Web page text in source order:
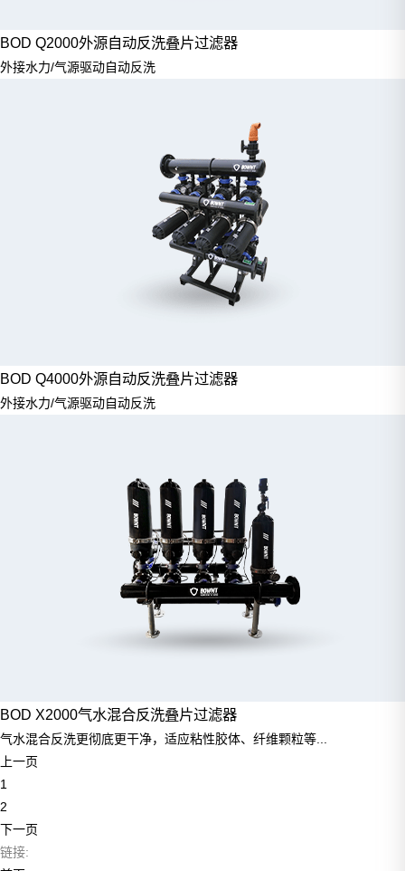
BOD Q2000外源自动反洗叠片过滤器
外接水力/气源驱动自动反洗
BOD Q4000外源自动反洗叠片过滤器
外接水力/气源驱动自动反洗
BOD X2000气水混合反洗叠片过滤器
气水混合反洗更彻底更干净，适应粘性胶体、纤维颗粒等...
上一页
1
2
下一页
链接: